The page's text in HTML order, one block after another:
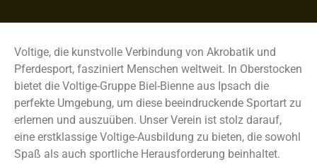
Voltige, die kunstvolle Verbindung von Akrobatik und
Pferdesport, fasziniert Menschen weltweit. In Oberstocken
bietet die Voltige-Gruppe Biel-Bienne aus Ipsach die
perfekte Umgebung, um diese beeindruckende Sportart zu
erlernen und auszuüben. Unser Verein ist stolz darauf,
eine erstklassige Voltige-Ausbildung zu bieten, die sowohl
Spaß als auch sportliche Herausforderung beinhaltet.